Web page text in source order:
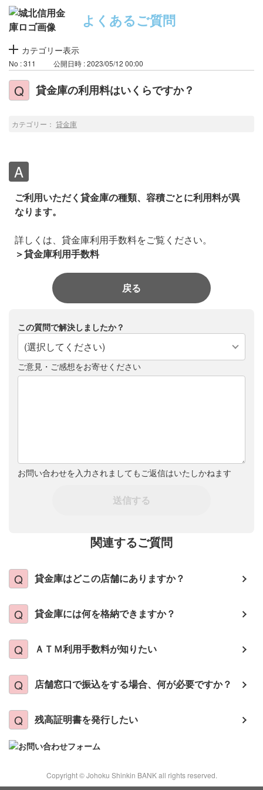
よくあるご質問
カテゴリー表示
No : 311 公開日時 : 2023/05/12 00:00
貸金庫の利用料はいくらですか？
カテゴリー： 貸金庫
ご利用いただく貸金庫の種類、容積ごとに利用料が異
なります。
詳しくは、貸金庫利用手数料をご覧ください。
＞貸金庫利用手数料
戻る
この質問で解決しましたか？
(選択してください)
ご意見・ご感想をお寄せください
お問い合わせを入力されましてもご返信はいたしかねます
送信する
関連するご質問
貸金庫はどこの店舗にありますか？
貸金庫には何を格納できますか？
ＡＴＭ利用手数料が知りたい
店舗窓口で振込をする場合、何が必要ですか？
残高証明書を発行したい
Copyright © Johoku Shinkin BANK all rights reserved.